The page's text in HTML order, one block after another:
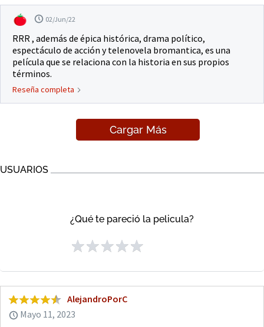
02/Jun/22
RRR , además de épica histórica, drama político,
espectáculo de acción y telenovela bromantica, es una
película que se relaciona con la historia en sus propios
términos.
Reseña completa
Cargar Más
USUARIOS
¿Qué te pareció la pelicula?
AlejandroPorC
Mayo 11, 2023